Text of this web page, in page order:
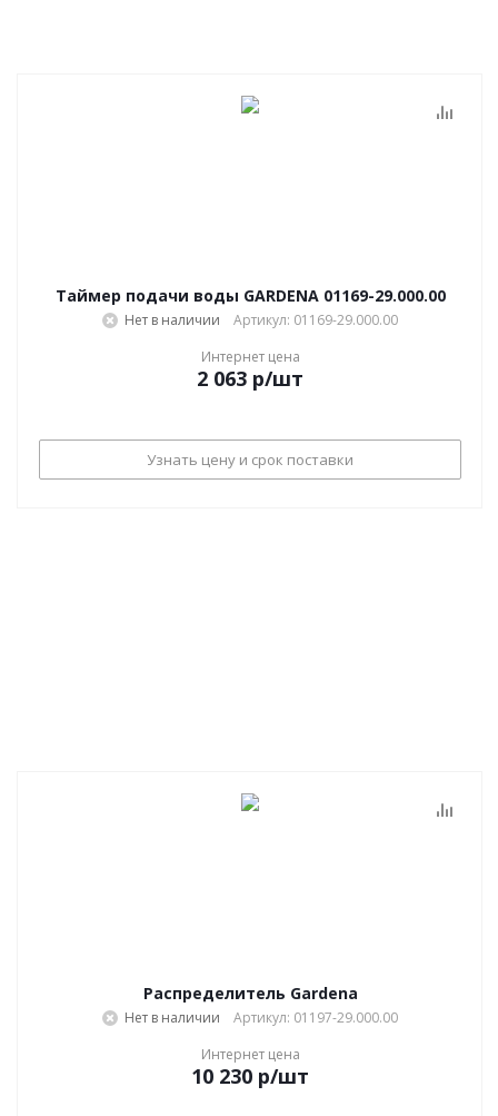
Таймер подачи воды GARDENA 01169-29.000.00
Нет в наличии
Артикул: 01169-29.000.00
Интернет цена
2 063 р/шт
Узнать цену и срок поставки
Распределитель Gardena
Нет в наличии
Артикул: 01197-29.000.00
Интернет цена
10 230 р/шт